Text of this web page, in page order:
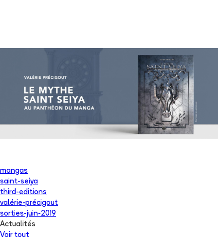
mangas
saint-seiya
third-editions
valérie-précigout
sorties-juin-2019
Actualités
Voir tout